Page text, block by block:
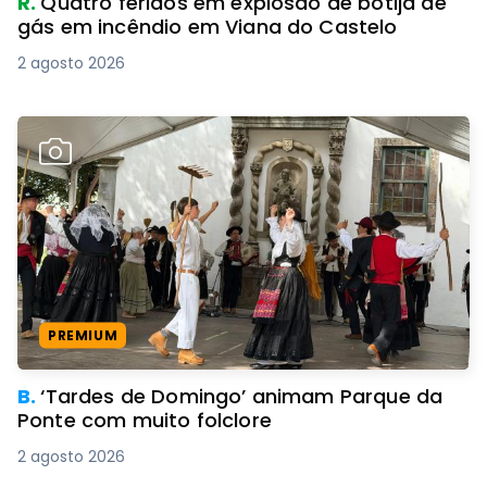
gás em incêndio em Viana do Castelo
2 agosto 2026
PREMIUM
B.‘Tardes de Domingo’ animam Parque da
Ponte com muito folclore
2 agosto 2026